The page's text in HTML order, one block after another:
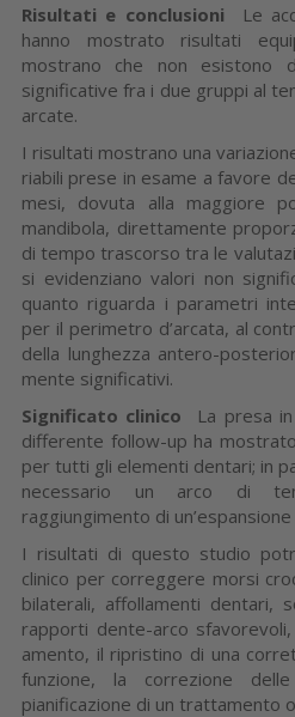
Risultati e conclusioni
Le
hanno mostrato risultati
mostrano che non esistono
significative fra i due grup­pi al
arcate.
I risultati mostrano una
riabili prese in esame a favore
mesi, dovuta alla maggiore
mandibola, diretta­mente
di tempo trascorso tra le
si evidenziano valori non
quanto ri­guarda i parametri
per il perimetro d’arcata, al
della lunghezza antero-
mente significativi.
Significato clinico La presa
differente follow-up ha
per tutti gli elementi dentari; in
necessario un arco di
raggiungimento di
I risultati di questo studio
clinico per correggere morsi
bilaterali, affol­lamenti dentari,
rapporti dente-arco
amento, il ripristino di una
funzione, la correzione
pianificazione di un tratta­mento